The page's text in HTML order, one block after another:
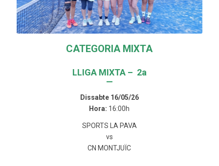
CATEGORIA MIXTA
LLIGA MIXTA – 2a
—
Dissabte 16/05/26
Hora: 16:00h
SPORTS LA PAVA
vs
CN MONTJUÏC